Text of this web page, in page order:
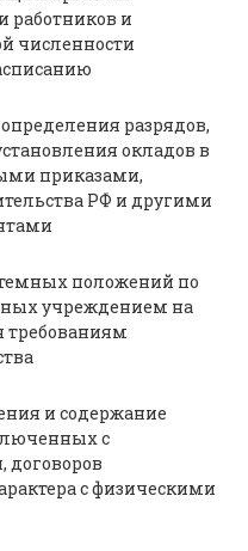
работников и
численности
разрядов,
окладов в
приказами,
РФ и другими
положений по
учреждением на
требованиям
и содержание
с
договоров
с физическими